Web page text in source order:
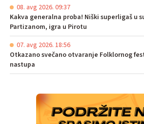
08. avg 2026. 09:37
Kakva generalna proba! Niški superligaš u
Partizanom, igra u Pirotu
07. avg 2026. 18:56
Otkazano svečano otvaranje Folklornog
nastupa